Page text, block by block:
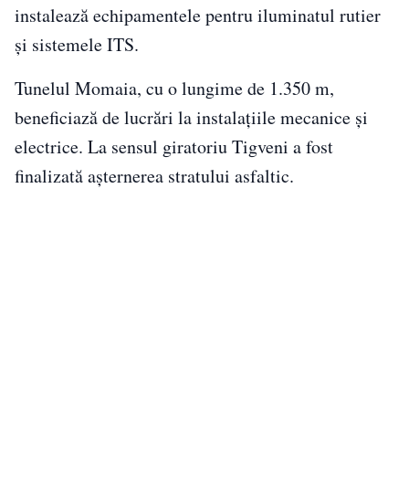
instalează echipamentele pentru iluminatul rutier
și sistemele ITS.
Tunelul Momaia, cu o lungime de 1.350 m,
beneficiază de lucrări la instalațiile mecanice și
electrice. La sensul giratoriu Tigveni a fost
finalizată așternerea stratului asfaltic.